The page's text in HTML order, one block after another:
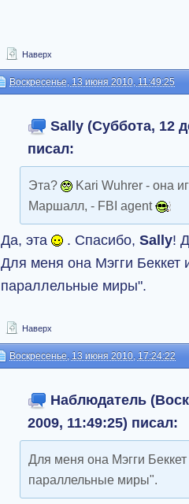
Наверх
Воскресенье, 13 июня 2010, 11:49:25
Sally (Суббота, 12
писал:
Эта?
Kari Wuhrer - она
Маршалл, - FBI agent
Да, эта . Спасибо,Sally!
Для меня она Мэгги Беккет
параллельные миры".
Наверх
Воскресенье, 13 июня 2010, 17:24:22
Наблюдатель
2009, 11:49:25) писал:
Для меня она Мэгги
параллельные миры".